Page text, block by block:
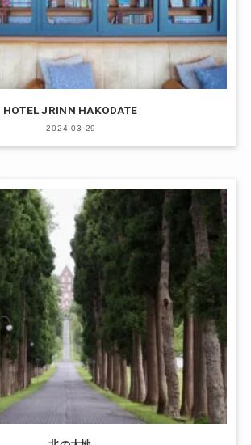
HOTEL JRINN HAKODATE
2024-03-29